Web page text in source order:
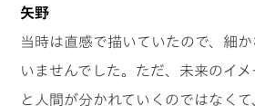
矢野
当時は直感で描いていたので、細
いませんでした。ただ、未来のイ
と人間が分かれていくのではなく